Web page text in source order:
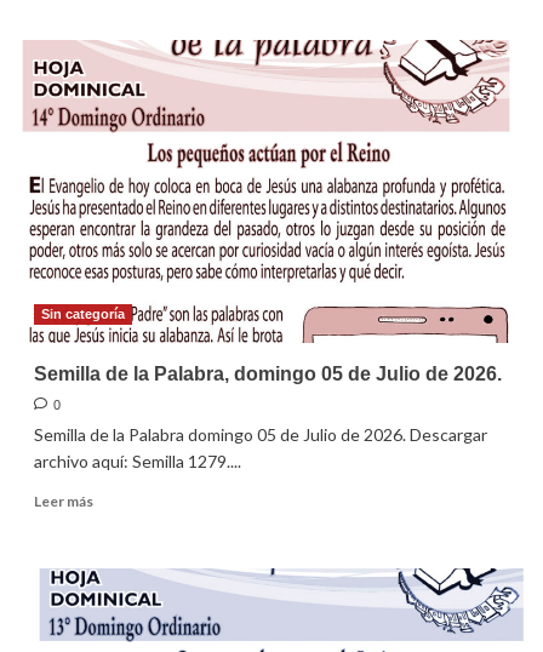
Semilla
de
la
Palabra,
domingo
de
julio
de
2026
Sin categoría
Semilla de la Palabra, domingo 05 de Julio de 2026.
0
Semilla de la Palabra domingo 05 de Julio de 2026. Descargar
archivo aquí: Semilla 1279....
Leer másLeer
Semilla
de
la
Palabra,